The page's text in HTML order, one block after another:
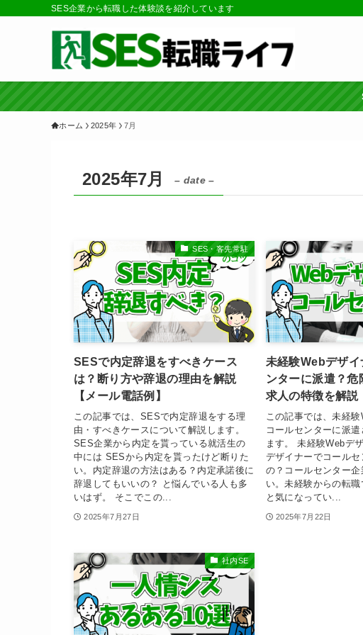
SES企業から転職した体験談を紹介しています
ホーム 2025年 7月
2025年7月 – date –
SES・客先常駐
SESで内定辞退をすべきケース
は？断り方や辞退の理由を解説
【メール電話例】
この記事では、SESで内定辞退をする理
由・すべきケースについて解説します。
SES企業から内定を貰っている就活生の
中には SESから内定を貰ったけど断りた
い。内定辞退の方法はある？内定承諾後に
辞退してもいいの？ と悩んでいる人も多
いはず。 そこでこの...
2025年7月27日
未経験Webデザ
ンターに派遣？危
求人の特徴を解説
この記事では、未経
コールセンターに派
ます。 未経験Webデ
デザイナーでコール
の？コールセンター
い。未経験からの転
と気になってい...
2025年7月22日
社内SE